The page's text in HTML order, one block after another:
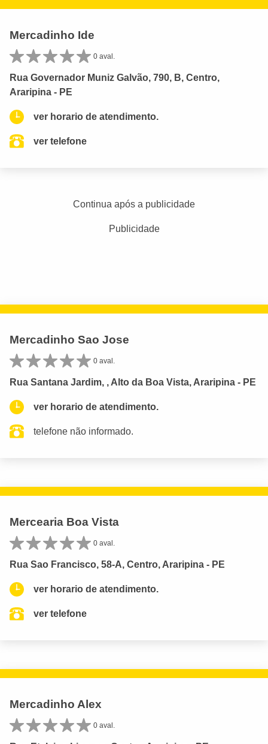
Mercadinho Ide
0 aval.
Rua Governador Muniz Galvão, 790, B, Centro,
Araripina - PE
ver horario de atendimento.
ver telefone
Continua após a publicidade
Publicidade
Mercadinho Sao Jose
0 aval.
Rua Santana Jardim, , Alto da Boa Vista, Araripina - PE
ver horario de atendimento.
telefone não informado.
Mercearia Boa Vista
0 aval.
Rua Sao Francisco, 58-A, Centro, Araripina - PE
ver horario de atendimento.
ver telefone
Mercadinho Alex
0 aval.